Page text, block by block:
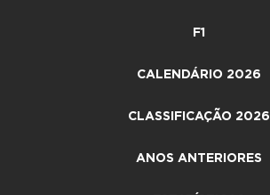
F1
CALENDÁRIO 2026
CLASSIFICAÇÃO 2026
ANOS ANTERIORES